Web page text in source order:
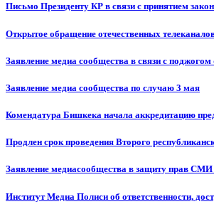
Письмо Президенту КР в связи с принятием
Открытое обращение отечественных
Заявление медиа сообщества в связи с
Заявление медиа сообщества по случаю 3 мая
Комендатура Бишкека начала аккредитацию
Продлен срок проведения Второго
Заявление медиасообщества в защиту прав
Институт Медиа Полиси об ответственности,